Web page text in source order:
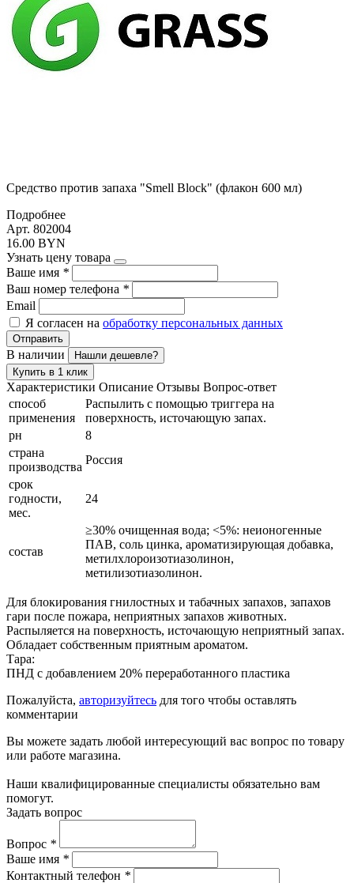
Средство против запаха "Smell Block" (флакон 600 мл)
Подробнее
Арт. 802004
16.00 BYN
Узнать цену товара
Ваше имя *
Ваш номер телефона *
Email
Я согласен на обработку персональных данных
Отправить
В наличии
Нашли дешевле?
Купить в 1 клик
Характеристики Описание Отзывы Вопрос-ответ
способ
применения
Распылить с помощью триггера на
поверхность, источающую запах.
рн
8
страна
производства
Россия
срок
годности,
мес.
24
состав
≥30% очищенная вода; <5%: неионогенные
ПАВ, соль цинка, ароматизирующая добавка,
метилхлороизотиазолинон,
метилизотиазолинон.
Для блокирования гнилостных и табачных запахов, запахов
гари после пожара, неприятных запахов животных.
Распыляется на поверхность, источающую неприятный запах.
Обладает собственным приятным ароматом.
Тара:
ПНД с добавлением 20% переработанного пластика
Пожалуйста, авторизуйтесь для того чтобы оставлять
комментарии
Вы можете задать любой интересующий вас вопрос по товару
или работе магазина.
Наши квалифицированные специалисты обязательно вам
помогут.
Задать вопрос
Вопрос *
Ваше имя *
Контактный телефон *